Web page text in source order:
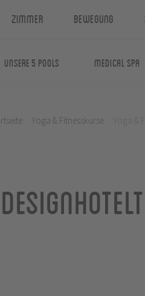
Zimmer Bewegung
Unsere 5 Pools Medical Spa
Yoga & Fitnesskurse